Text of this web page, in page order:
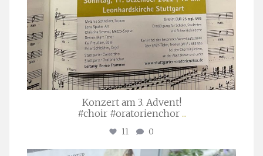
Konzert am 3. Advent!
#choir #oratorienchor ...
11 0